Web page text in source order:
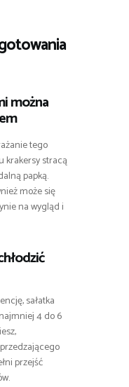
można
tego
krakersy stracą
papką.
może się
na wygląd i
sałatka
4 do 6
przejść